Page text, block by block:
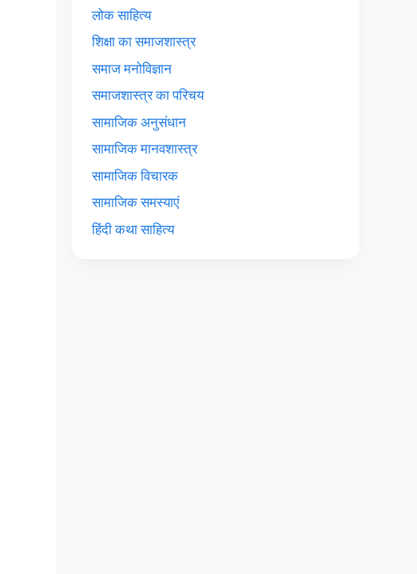
लोक साहित्य
शिक्षा का समाजशास्त्र
समाज मनोविज्ञान
समाजशास्त्र का परिचय
सामाजिक अनुसंधान
सामाजिक मानवशास्त्र
सामाजिक विचारक
सामाजिक समस्याएं
हिंदी कथा साहित्य